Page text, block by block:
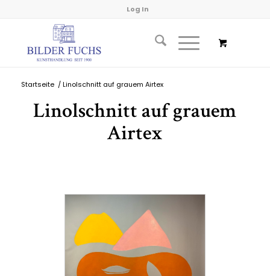
Log In
Startseite / Linolschnitt auf grauem Airtex
Linolschnitt auf grauem
Airtex